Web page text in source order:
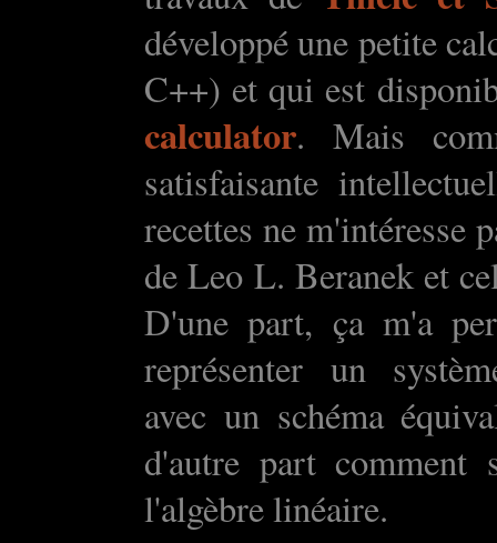
développé une petite
C++) et qui est
calculator. Mais
satisfaisante
recettes ne m'intéresse
de Leo L. Beranek et
D'une part, ça m'a
représenter un
avec un schéma
d'autre part
l'algèbre linéaire.